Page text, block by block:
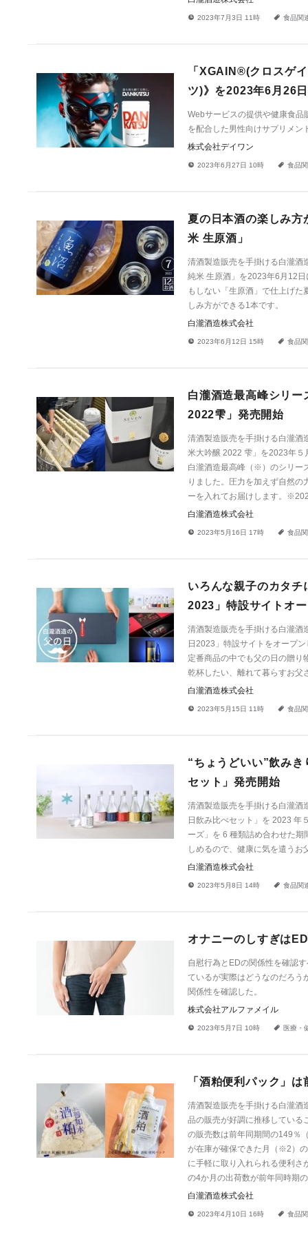
! 2023年7月3日 11時 a 食品関
「XGAIN®(クロスゲ
ツ)》を2023年6月26
Webサービスの提供や健康食
を配合した男性向けサプリメ
株式会社デイワン
! 2023年6月27日 10時 a 食品
夏の日本酒の楽しみ方
米 生原酒」
清酒製造販売を手掛ける白瀧酒
純米 生原酒」を2023年6月12
もしない「生原酒」で仕上げ
しみ方ができる1本です。
白瀧酒造株式会社
! 2023年6月12日 15時 a 食品
白瀧酒造最高峰シリ
2022雫」発売開始
清酒製造販売を手掛ける白瀧酒
米大吟醸 2022 雫」を2023年５
白瀧酒造最高峰（※）のシリー
りました。圧力を加えず自然
ーを入れてお届けします。
白瀧酒造株式会社
! 2023年5月16日 17時 a 食品
いろんな親子のカタ
2023」特設サイトオ
清酒製造販売を手掛ける白瀧酒
日2023」特設サイトをオープ
定番商品の中でも父の日の贈り
乾杯したい、離れて暮らすお父
白瀧酒造株式会社
! 2023年5月15日 11時 a 食品
“ちょうどいい”飲み
セット」発売開始
清酒製造販売を手掛ける白瀧酒
日飲み比べセット」を 2023 年
ーズ」を 6 種類詰め合わせた
しめるので、健康に気を遣うお
白瀧酒造株式会社
! 2023年5月8日 14時 a 食品関
オナニーのしすぎは
自慰行為とEDの関係性を確認
ているが実際はどうなのだろう
関係性を確認した。
株式会社アルファメイル
! 2023年5月7日 10時 a 医療・
「酒粕便利パック」
清酒製造販売を手掛ける白瀧酒
品の販売が好調に推移している
の販売数は前年同期間の149％
が在庫が確保できた月（※2）
に手軽に取り入れられる便利
の4か月の出荷数が前年同時期
白瀧酒造株式会社
! 2023年4月10日 16時 a 食品